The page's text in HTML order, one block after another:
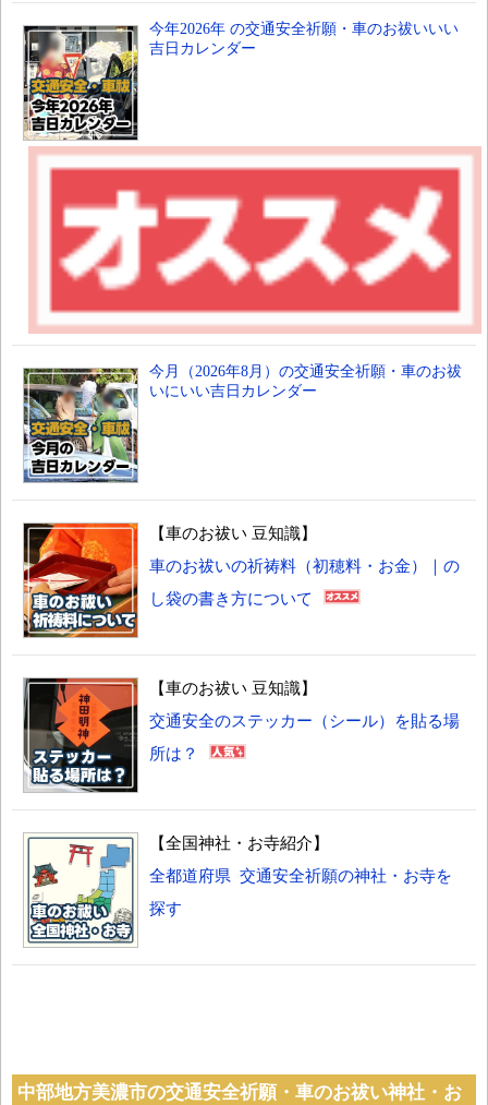
今年2026年 の交通安全祈願・車のお祓いいい
吉日カレンダー
今月（2026年8月）の交通安全祈願・車のお祓
いにいい吉日カレンダー
【車のお祓い 豆知識】
車のお祓いの祈祷料（初穂料・お金）｜の
し袋の書き方について
【車のお祓い 豆知識】
交通安全のステッカー（シール）を貼る場
所は？
【全国神社・お寺紹介】
全都道府県 交通安全祈願の神社・お寺を
探す
中部地方美濃市の交通安全祈願・車のお祓い神社・お